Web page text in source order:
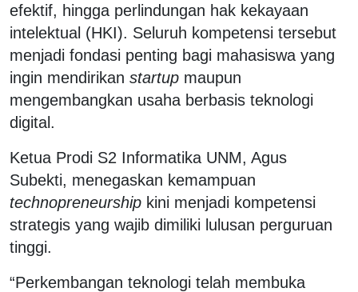
efektif, hingga perlindungan hak kekayaan
intelektual (HKI). Seluruh kompetensi tersebut
menjadi fondasi penting bagi mahasiswa yang
ingin mendirikan startup maupun
mengembangkan usaha berbasis teknologi
digital.
Ketua Prodi S2 Informatika UNM, Agus
Subekti, menegaskan kemampuan
technopreneurship kini menjadi kompetensi
strategis yang wajib dimiliki lulusan perguruan
tinggi.
“Perkembangan teknologi telah membuka